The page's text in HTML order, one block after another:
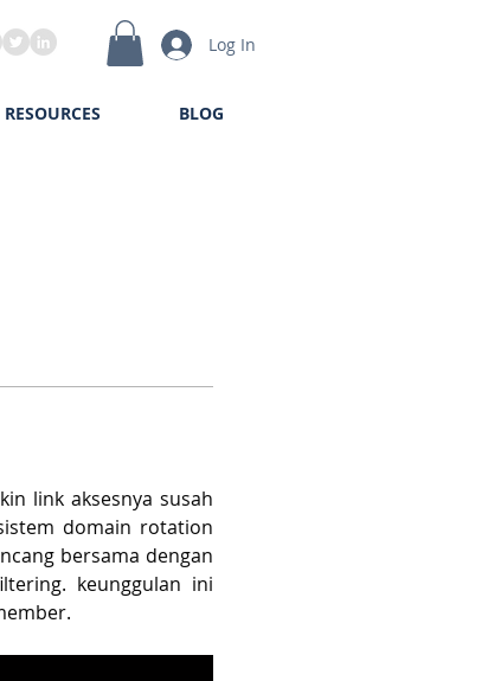
Log In
RESOURCES BLOG
link aksesnya susah
domain rotation
bersama dengan
keunggulan ini